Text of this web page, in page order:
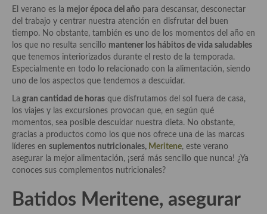
historias culinarias y otras cosas
Origen y evolución de la comida
Protocolo y buenas maneras.
Ocio – restaurantes, bares, tabernas
Viajes eno-gastro-turísticos
En El Candelero
Las opiniones de la «Cocinera»
Recetas
El verano es la mejor época del año para descansar, desconectar
del trabajo y centrar nuestra atención en disfrutar del buen
tiempo. No obstante, también es uno de los momentos del año en
los que no resulta sencillo mantener los hábitos de vida saludables
que tenemos interiorizados durante el resto de la temporada.
Especialmente en todo lo relacionado con la alimentación, siendo
uno de los aspectos que tendemos a descuidar.
La gran cantidad de horas que disfrutamos del sol fuera de casa,
los viajes y las excursiones provocan que, en según qué
momentos, sea posible descuidar nuestra dieta. No obstante,
gracias a productos como los que nos ofrece una de las marcas
líderes en suplementos nutricionales, Meritene, este verano
asegurar la mejor alimentación, ¡será más sencillo que nunca! ¿Ya
conoces sus complementos nutricionales?
Batidos Meritene, asegurar